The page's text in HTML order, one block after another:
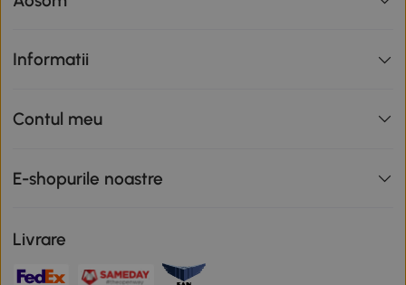
Informatii
Contul meu
E-shopurile noastre
Livrare